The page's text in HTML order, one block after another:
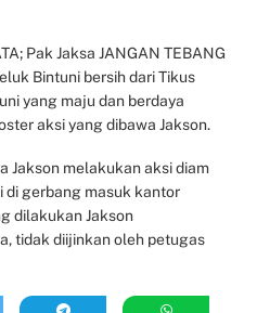
Pak Jaksa JANGAN TEBANG
Bintuni bersih dari Tikus
yang maju dan berdaya
aksi yang dibawa Jakson.
Jakson melakukan aksi diam
di gerbang masuk kantor
dilakukan Jakson
tidak diijinkan oleh petugas